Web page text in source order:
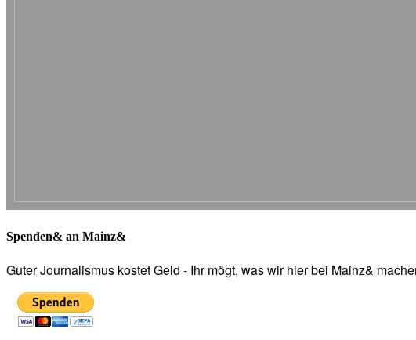
Spenden& an Mainz&
Guter Journalismus kostet Geld - Ihr mögt, was wir hier bei Mainz&